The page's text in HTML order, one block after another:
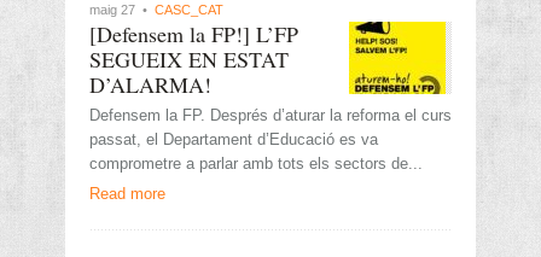
maig 27 • CASC_CAT
[Defensem la FP!] L’FP
SEGUEIX EN ESTAT
D’ALARMA!
Defensem la FP. Després d’aturar la reforma el curs
passat, el Departament d’Educació es va
comprometre a parlar amb tots els sectors de...
Read more